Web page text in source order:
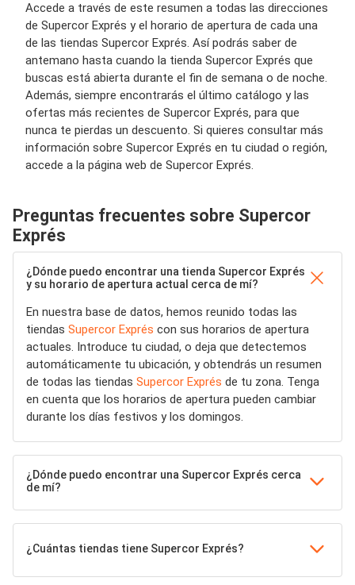
Accede a través de este resumen a todas las direcciones
de Supercor Exprés y el horario de apertura de cada una
de las tiendas Supercor Exprés. Así podrás saber de
antemano hasta cuando la tienda Supercor Exprés que
buscas está abierta durante el fin de semana o de noche.
Además, siempre encontrarás el último catálogo y las
ofertas más recientes de Supercor Exprés, para que
nunca te pierdas un descuento. Si quieres consultar más
información sobre Supercor Exprés en tu ciudad o región,
accede a la página web de Supercor Exprés.
Preguntas frecuentes sobre Supercor
Exprés
¿Dónde puedo encontrar una tienda Supercor Exprés
y su horario de apertura actual cerca de mí?
En nuestra base de datos, hemos reunido todas las
tiendas Supercor Exprés con sus horarios de apertura
actuales. Introduce tu ciudad, o deja que detectemos
automáticamente tu ubicación, y obtendrás un resumen
de todas las tiendas Supercor Exprés de tu zona. Tenga
en cuenta que los horarios de apertura pueden cambiar
durante los días festivos y los domingos.
¿Dónde puedo encontrar una Supercor Exprés cerca
de mí?
¿Cuántas tiendas tiene Supercor Exprés?